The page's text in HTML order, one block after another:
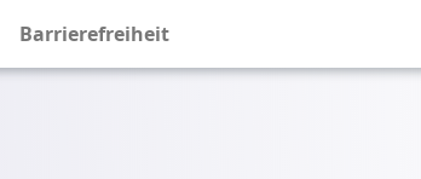
Barrierefreiheit